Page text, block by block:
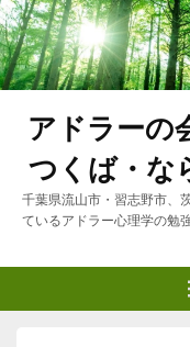
アドラーの
つくば・な
千葉県流山市・習志野市、
ているアドラー心理学の勉